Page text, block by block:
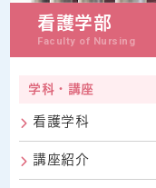
看護学部
Faculty of Nursing
学科・講座
看護学科
講座紹介